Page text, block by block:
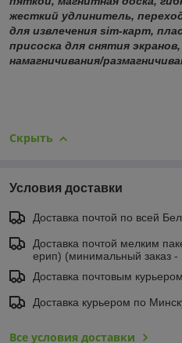
жесткий удлинитель,
для извлечения sim-карт,
присоска для снятия
намагничивания/
Скрыть
Условия доставки
Доставка почтой по всей
Доставка почтой мелким
ерип) (минимальный заказ -
Доставка почтовым
Доставка курьером по
Все условия доставки